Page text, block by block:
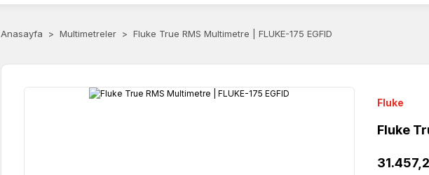
Anasayfa Multimetreler Fluke True RMS Multimetre | FLUKE-175 EGFID
Fluke
Fluke